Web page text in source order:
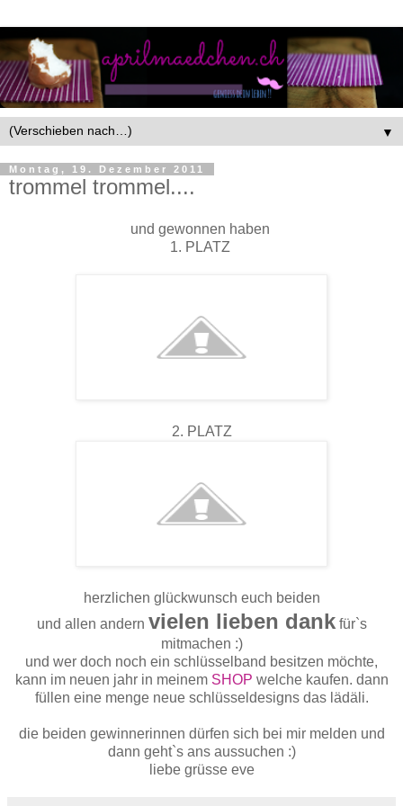
▼
Montag, 19. Dezember 2011
trommel trommel....
und gewonnen haben
1. PLATZ
2. PLATZ
herzlichen glückwunsch euch beiden
und allen andern vielen lieben dankfür`s
mitmachen :)
und wer doch noch ein schlüsselband besitzen möchte,
kann im neuen jahr in meinem SHOP welche kaufen. dann
füllen eine menge neue schlüsseldesigns das lädäli.
die beiden gewinnerinnen dürfen sich bei mir melden und
dann geht`s ans aussuchen :)
liebe grüsse eve